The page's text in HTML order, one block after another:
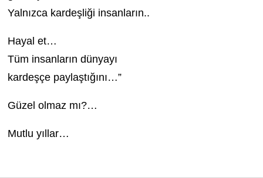
Yalnızca kardeşliği insanların..
Hayal et…
Tüm insanların dünyayı
kardeşçe paylaştığını…”
Güzel olmaz mı?…
Mutlu yıllar…